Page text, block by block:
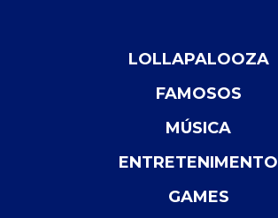
LOLLAPALOOZA
FAMOSOS
MÚSICA
ENTRETENIMENTO
GAMES